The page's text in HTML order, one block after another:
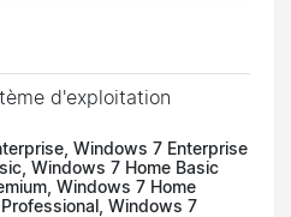
d'exploitation
Windows 7 Enterprise
Windows 7 Home Basic
Windows 7 Home
Windows 7